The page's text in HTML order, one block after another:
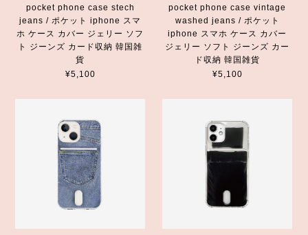
pocket phone case stech
jeans / ポケット iphone スマ
ホ ケース カバー ジェリー ソフ
ト ジーンズ カード収納 韓国雑
貨
¥5,100
pocket phone case vintage
washed jeans / ポケット
iphone スマホ ケース カバー
ジェリー ソフト ジーンズ カー
ド収納 韓国雑貨
¥5,100